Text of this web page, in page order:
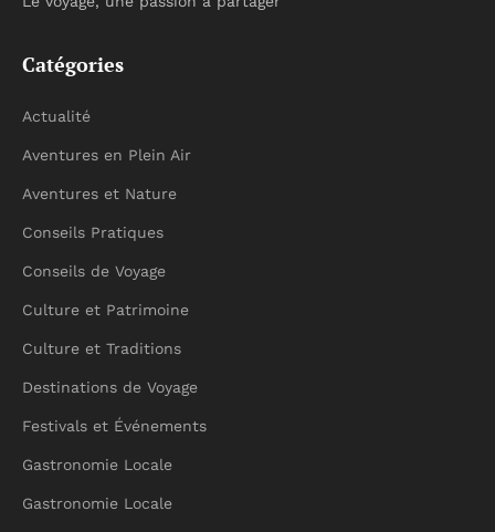
Catégories
Actualité
Aventures en Plein Air
Aventures et Nature
Conseils Pratiques
Conseils de Voyage
Culture et Patrimoine
Culture et Traditions
Destinations de Voyage
Festivals et Événements
Gastronomie Locale
Gastronomie Locale